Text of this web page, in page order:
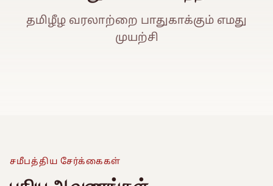
தமிழீழ வரலாற்றை பாதுகாக்கும் எமது
முயற்சி
Watch Promo Video
சமீபத்திய சேர்க்கைகள்